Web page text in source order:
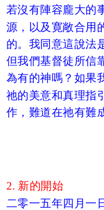
若沒有陣容龐大的
源，以及寛敞合用
的。我同意這說法
但我們基督徒所信
為有的神嗎？如果
祂的美意和真理指
作，難道在祂有難
2. 新的開始
二零一五年四月一